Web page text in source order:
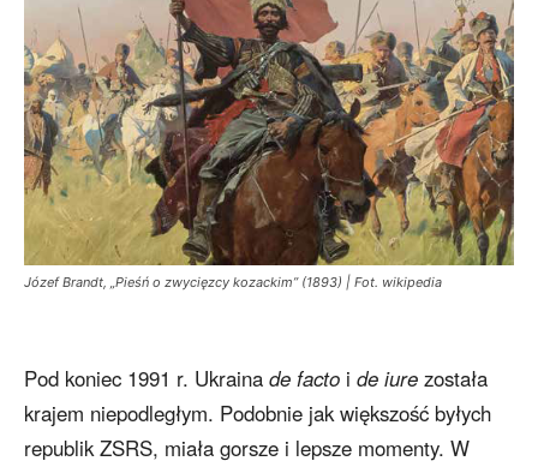
Józef Brandt, „Pieśń o zwycięzcy kozackim” (1893) | Fot. wikipedia
Pod koniec 1991 r. Ukraina de facto i de iure została
krajem niepodległym. Podobnie jak większość byłych
republik ZSRS, miała gorsze i lepsze momenty. W